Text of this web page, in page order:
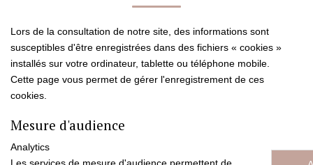
NOTRE AGENCE
Qui Sommes-Nous
Notre Équipe
Nos Actualités
Lors de la consultation de notre site, des informations sont
susceptibles d'être enregistrées dans des fichiers « cookies »
installés sur votre ordinateur, tablette ou téléphone mobile.
Cette page vous permet de gérer l'enregistrement de ces
cookies.
Mesure d'audience
Analytics